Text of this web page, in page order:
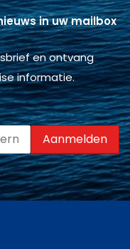
in uw mailbox
en ontvang
informatie.